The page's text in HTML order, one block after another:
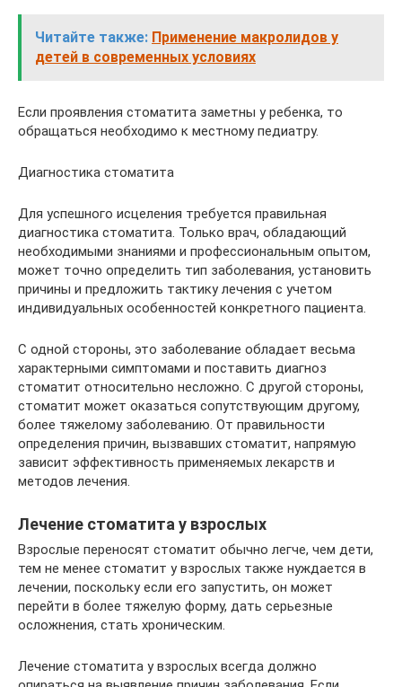
Читайте также: Применение макролидов у
детей в современных условиях
Если проявления стоматита заметны у ребенка, то
обращаться необходимо к местному педиатру.
Диагностика стоматита
Для успешного исцеления требуется правильная
диагностика стоматита. Только врач, обладающий
необходимыми знаниями и профессиональным опытом,
может точно определить тип заболевания, установить
причины и предложить тактику лечения с учетом
индивидуальных особенностей конкретного пациента.
С одной стороны, это заболевание обладает весьма
характерными симптомами и поставить диагноз
стоматит относительно несложно. С другой стороны,
стоматит может оказаться сопутствующим другому,
более тяжелому заболеванию. От правильности
определения причин, вызвавших стоматит, напрямую
зависит эффективность применяемых лекарств и
методов лечения.
Лечение стоматита у взрослых
Взрослые переносят стоматит обычно легче, чем дети,
тем не менее стоматит у взрослых также нуждается в
лечении, поскольку если его запустить, он может
перейти в более тяжелую форму, дать серьезные
осложнения, стать хроническим.
Лечение стоматита у взрослых всегда должно